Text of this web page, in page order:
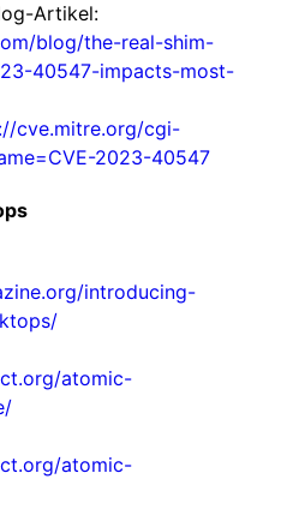
Artikel:
blog/the-real-shim-
40547-impacts-most-
cve.mitre.org/cgi-
2023-40547
introducing-
atomic-
atomic-